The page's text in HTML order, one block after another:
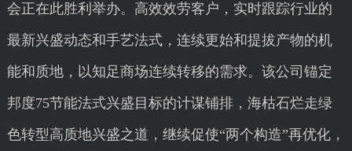
会正在此胜利举办。高效效劳客户，实时跟踪行业的
最新兴盛动态和手艺法式，连续更始和提拔产物的机
能和质地，以知足商场连续转移的需求。该公司锚定
邦度75节能法式兴盛目标的计谋铺排，海枯石烂走绿
色转型高质地兴盛之道，继续促使“两个构造”再优化，